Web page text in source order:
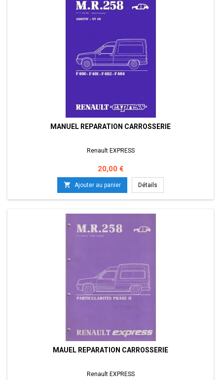
MANUEL REPARATION CARROSSERIE
Renault EXPRESS
Prix
20,00 €
 Ajouter au panier Détails
MAUEL REPARATION CARROSSERIE
Renault EXPRESS